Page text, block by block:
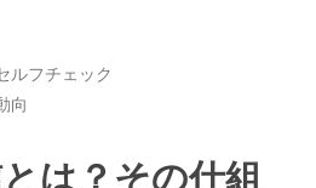
ルフチェック
向
は？その仕組